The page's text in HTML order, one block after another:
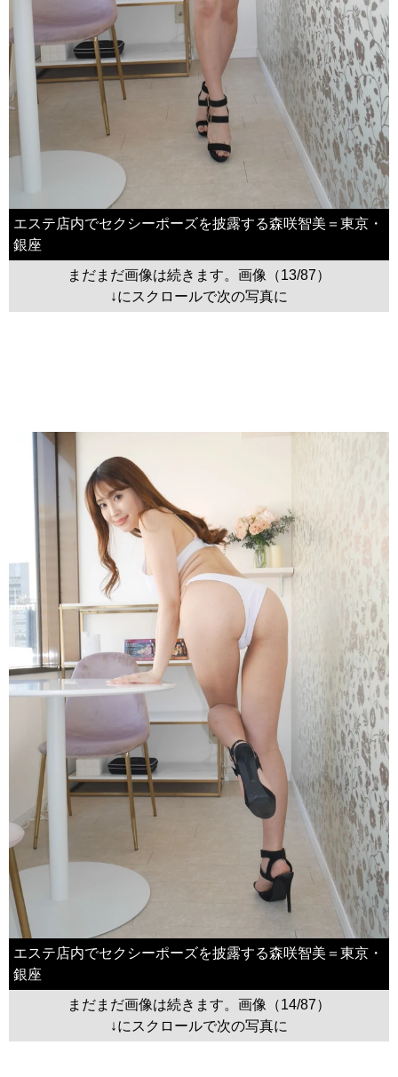
エステ店内でセクシーポーズを披露する森咲智美＝東京・
銀座
まだまだ画像は続きます。画像（13/87）
↓にスクロールで次の写真に
エステ店内でセクシーポーズを披露する森咲智美＝東京・
銀座
まだまだ画像は続きます。画像（14/87）
↓にスクロールで次の写真に